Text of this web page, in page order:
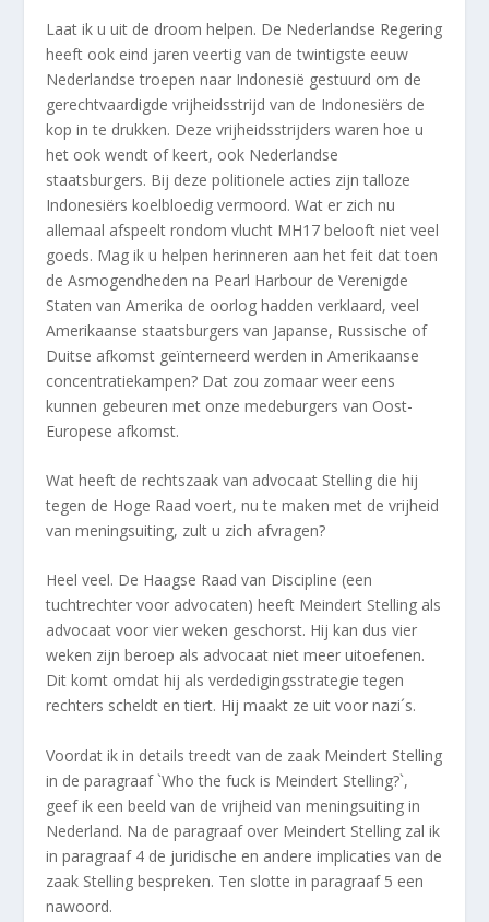
Laat ik u uit de droom helpen. De Nederlandse Regering
heeft ook eind jaren veertig van de twintigste eeuw
Nederlandse troepen naar Indonesië gestuurd om de
gerechtvaardigde vrijheidsstrijd van de Indonesiërs de
kop in te drukken. Deze vrijheidsstrijders waren hoe u
het ook wendt of keert, ook Nederlandse
staatsburgers. Bij deze politionele acties zijn talloze
Indonesiërs koelbloedig vermoord. Wat er zich nu
allemaal afspeelt rondom vlucht MH17 belooft niet veel
goeds. Mag ik u helpen herinneren aan het feit dat toen
de Asmogendheden na Pearl Harbour de Verenigde
Staten van Amerika de oorlog hadden verklaard, veel
Amerikaanse staatsburgers van Japanse, Russische of
Duitse afkomst geïnterneerd werden in Amerikaanse
concentratiekampen? Dat zou zomaar weer eens
kunnen gebeuren met onze medeburgers van Oost-
Europese afkomst.
Wat heeft de rechtszaak van advocaat Stelling die hij
tegen de Hoge Raad voert, nu te maken met de vrijheid
van meningsuiting, zult u zich afvragen?
Heel veel. De Haagse Raad van Discipline (een
tuchtrechter voor advocaten) heeft Meindert Stelling als
advocaat voor vier weken geschorst. Hij kan dus vier
weken zijn beroep als advocaat niet meer uitoefenen.
Dit komt omdat hij als verdedigingsstrategie tegen
rechters scheldt en tiert. Hij maakt ze uit voor nazi´s.
Voordat ik in details treedt van de zaak Meindert Stelling
in de paragraaf `Who the fuck is Meindert Stelling?`,
geef ik een beeld van de vrijheid van meningsuiting in
Nederland. Na de paragraaf over Meindert Stelling zal ik
in paragraaf 4 de juridische en andere implicaties van de
zaak Stelling bespreken. Ten slotte in paragraaf 5 een
nawoord.